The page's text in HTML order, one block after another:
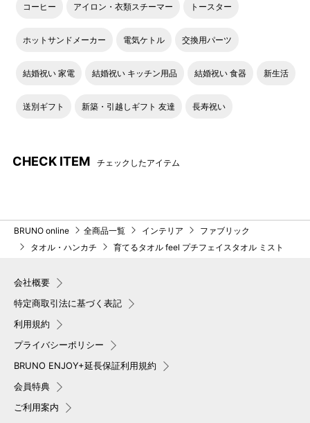
コーヒー アイロン・衣類スチーマー トースター
ホットサンドメーカー 電気ケトル 交換用パーツ
結婚祝い 家電 結婚祝い キッチン用品 結婚祝い 食器 新生活
送別ギフト 新築・引越しギフト 友達 長寿祝い
CHECK ITEM チェックしたアイテム
BRUNO online 全商品一覧 インテリア
ファブリック
タオル・ハンカチ
育てるタオル feel プチフェイスタオル ミスト
会社概要
特定商取引法に基づく表記
利用規約
プライバシーポリシー
BRUNO ENJOY+延長保証利用規約
会員特典
ご利用案内